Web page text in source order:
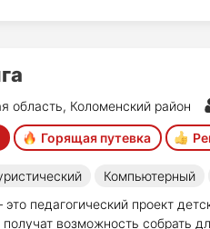
область, Коломенский район
Горящая путевка
Компьютерный
это педагогический проект
получат возможность собрать